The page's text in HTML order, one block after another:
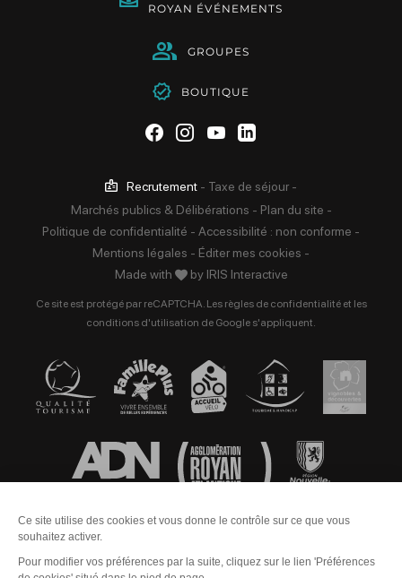
ROYAN ÉVÉNEMENTS
GROUPES
BOUTIQUE
Suivez-nous sur Facebook
Suivez-nous sur
Suivez-nous sur
Suivez-nous sur
Recrutement - Taxe de séjour -
Marchés publics & Délibérations - Plan du site -
Politique de confidentialité - Accessibilité : non conforme -
Mentions légales - Éditer mes cookies -
Made with
by IRIS Interactive
Ce site est protégé par reCAPTCHA. Les règles de confidentialitéet les
conditions d'utilisation de Google s'appliquent.